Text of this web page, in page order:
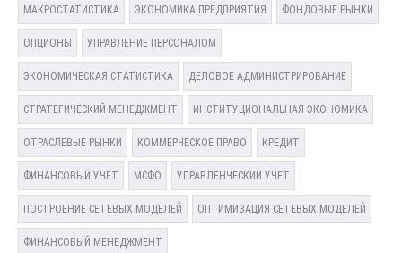
МАКРОСТАТИСТИКА ЭКОНОМИКА ПРЕДПРИЯТИЯ ФОНДОВЫЕ РЫНКИ
ОПЦИОНЫ УПРАВЛЕНИЕ ПЕРСОНАЛОМ
ЭКОНОМИЧЕСКАЯ СТАТИСТИКА ДЕЛОВОЕ АДМИНИСТРИРОВАНИЕ
СТРАТЕГИЧЕСКИЙ МЕНЕДЖМЕНТ ИНСТИТУЦИОНАЛЬНАЯ ЭКОНОМИКА
ОТРАСЛЕВЫЕ РЫНКИ КОММЕРЧЕСКОЕ ПРАВО КРЕДИТ
ФИНАНСОВЫЙ УЧЕТ МСФО УПРАВЛЕНЧЕСКИЙ УЧЕТ
ПОСТРОЕНИЕ СЕТЕВЫХ МОДЕЛЕЙ ОПТИМИЗАЦИЯ СЕТЕВЫХ МОДЕЛЕЙ
ФИНАНСОВЫЙ МЕНЕДЖМЕНТ